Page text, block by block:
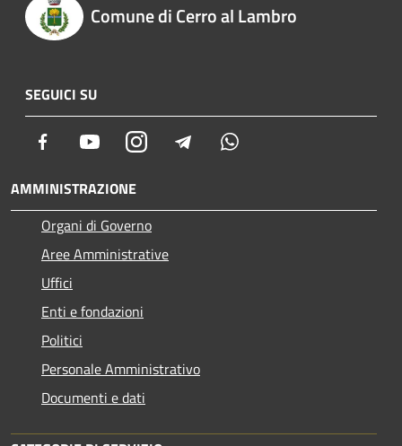
Comune di Cerro al Lambro
SEGUICI SU
Facebook YoutubeInstagram Telegram
AMMINISTRAZIONE
Organi di Governo
Aree Amministrative
Uffici
Enti e fondazioni
Politici
Personale Amministrativo
Documenti e dati